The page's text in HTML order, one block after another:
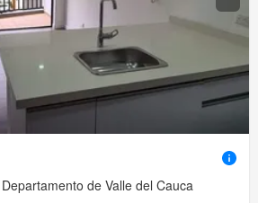
de Valle del Cauca